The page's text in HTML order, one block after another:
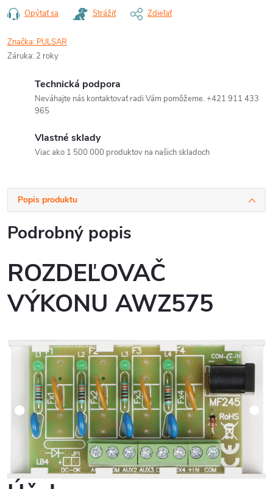
Opýtať sa Strážiť Zdieľať
Značka: PULSAR
Záruka: 2 roky
Technická podpora
Neváhajte nás kontaktovať radi Vám pomôžeme. +421 911 433
965
Vlastné sklady
Viac ako 1 500 000 produktov na našich skladoch
Popis produktu
Podrobný popis
ROZDEĽOVAČ
VÝKONU AWZ575